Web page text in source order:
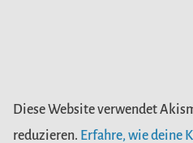
Diese Website verwendet
reduzieren. Erfahre, wie deine